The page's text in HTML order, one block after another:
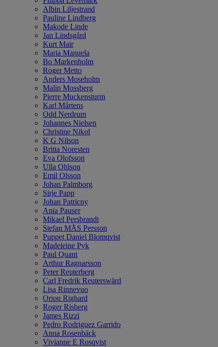
Albin Liljestrand
Pauline Lindberg
Makode Linde
Jan Lindsgård
Kurt Mair
Maria Manuela
Bo Markenholm
Roger Metto
Anders Moseholm
Malin Mossberg
Pierre Muckensturm
Karl Mårtens
Odd Nerdrum
Johannes Nielsen
Christine Nikol
K G Nilson
Britta Noresten
Eva Olofsson
Ulla Ohlson
Emil Olsson
Johan Palmborg
Sirje Papp
Johan Patricny
Ania Pauser
Mikael Persbrandt
Stefan MÅS Persson
Puppet Daniel Blomqvist
Madeleine Pyk
Paul Quant
Arthur Ragnarsson
Peter Reuterberg
Carl Fredrik Reuterswärd
Lisa Rinnevuo
Orion Righard
Roger Risberg
James Rizzi
Pedro Rodriguez Garrido
Anna Rosenbäck
Vivianne E Rosqvist